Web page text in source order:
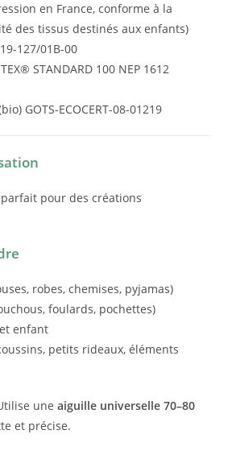
en France, conforme à la
des tissus destinés aux enfants)
127/01B-00
STANDARD 100 NEP 1612
GOTS-ECOCERT-08-01219
pour des créations
robes, chemises, pyjamas)
foulards, pochettes)
enfant
petits rideaux, éléments
uneaiguille universelle 70–80
et précise.